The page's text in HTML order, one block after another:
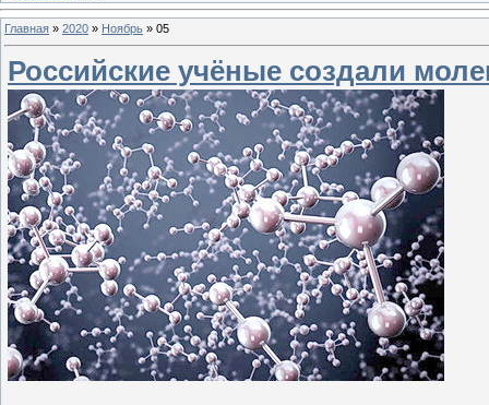
Главная » 2020 » Ноябрь » 05
Российские учёные создали